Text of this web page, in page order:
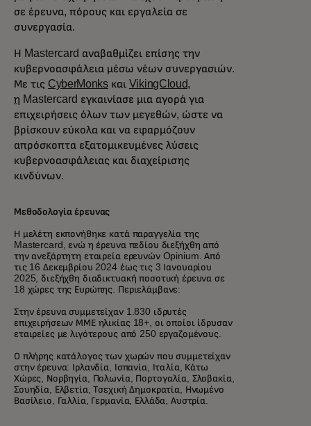
σε έρευνα, πόρους και εργαλεία σε
συνεργασία.
Η Mastercard αναβαθμίζει επίσης την
κυβερνοασφάλεια μέσω νέων συνεργασιών.
Με τις CyberMonksκαι VikingCloud,
η Mastercard εγκαινίασε μια αγορά για
επιχειρήσεις όλων των μεγεθών, ώστε να
βρίσκουν εύκολα και να εφαρμόζουν
απρόσκοπτα εξατομικευμένες λύσεις
κυβερνοασφάλειας και διαχείρισης
κινδύνων.
Μεθοδολογία έρευνας
Η μελέτη εκπονήθηκε κατά παραγγελία της
Mastercard, ενώ η έρευνα πεδίου διεξήχθη από
την ανεξάρτητη εταιρεία ερευνών Opinium. Από
τις 16 Δεκεμβρίου 2024 έως τις 3 Ιανουαρίου
2025, διεξήχθη διαδικτυακή ποσοτική έρευνα σε
18 χώρες της Ευρώπης. Περιελάμβανε:
Στην έρευνα συμμετείχαν 1.830 ιδρυτές
επιχειρήσεων ΜΜΕ ηλικίας 18+, οι οποίοι ίδρυσαν
εταιρείες με λιγότερους από 250 εργαζομένους.
Ο πλήρης κατάλογος των χωρών που συμμετείχαν
στην έρευνα: Ιρλανδία, Ισπανία, Ιταλία, Κάτω
Χώρες, Νορβηγία, Πολωνία, Πορτογαλία, Σλοβακία,
Σουηδία, Ελβετία, Τσεχική Δημοκρατία, Ηνωμένο
Βασίλειο, Γαλλία, Γερμανία, Ελλάδα, Αυστρία.